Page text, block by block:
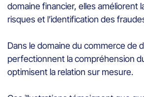
domaine financier, elles améliorent
risques et l’identification des
Dans le domaine du commerce de
perfectionnent la compréhension
optimisent la relation sur mesure.